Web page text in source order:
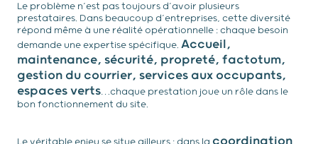
Le problème n’est pas toujours d’avoir plusieurs
prestataires. Dans beaucoup d’entreprises, cette diversité
répond même à une réalité opérationnelle : chaque besoin
demande une expertise spécifique. Accueil,
maintenance, sécurité, propreté, factotum,
gestion du courrier, services aux occupants,
espaces verts…chaque prestation joue un rôle dans le
bon fonctionnement du site.
coordination